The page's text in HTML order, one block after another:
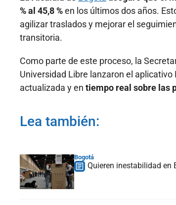
% al 45,8 %en los últimos dos años.
agilizar traslados y mejorar el
transitoria.
Como parte de este proceso, la
Universidad Libre lanzaron el
actualizada y en tiempo real sobre las
Lea también:
Bogotá
Quieren inestabilidad en